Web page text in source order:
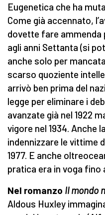
Eugenetica che ha
Come già accennato,
dovette fare ammenda
agli anni Settanta (si
anche solo per
scarso quoziente
arrivò ben prima del
legge per eliminare i
avanzate già nel 1922
vigore nel 1934. Anche la
indennizzare le vittime
1977. E anche
pratica era in voga fino
Nel romanzo Il mondo
Aldous Huxley